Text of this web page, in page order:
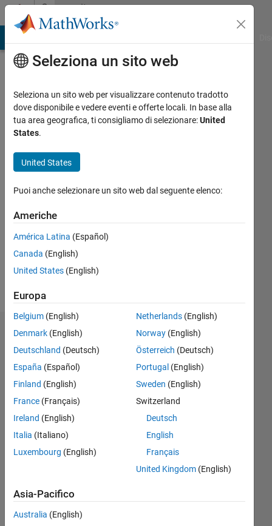
Vai al contenutoCommunity
Profile
Brielle
seen:
10 mesi
Following:
Dashboard
Feeds
Seleziona un sito web
Seleziona un sito web per visualizzare contenuto tradotto
dove disponibile e vedere eventi e offerte locali. In base alla
tua area geografica, ti consigliamo di selezionare:United
States.
United States
Puoi anche selezionare un sito web dal seguente elenco:
Americhe
América Latina (Español)
Canada (English)
United States (English)
Europa
Belgium (English)
Denmark (English)
Deutschland (Deutsch)
España (Español)
Finland (English)
France (Français)
Ireland (English)
Italia (Italiano)
Luxembourg (English)
Netherlands(English)
Norway(English)
Österreich (Deutsch)
Portugal (English)
Sweden (English)
Switzerland
Deutsch
English
Français
United Kingdom(English)
Asia-Pacifico
Australia (English)